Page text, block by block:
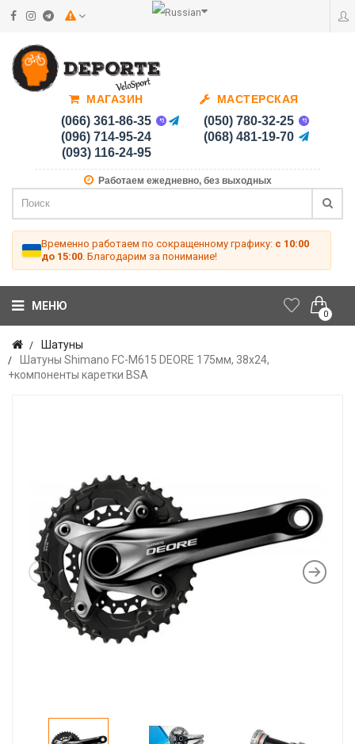
МАГАЗИН
(066) 361-86-35
(096) 714-95-24
(093) 116-24-95
МАСТЕРСКАЯ
(050) 780-32-25
(068) 481-19-70
Работаем ежедневно, без выходных
Временно работаем по сокращенному графику: с 10:00
до 15:00 . Благодарим за понимание!
0
МЕНЮ
Шатуны
Шатуны Shimano FC-M615 DEORE 175мм, 38x24,
+компоненты каретки BSA